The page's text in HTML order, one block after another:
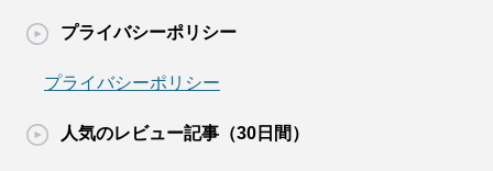
プライバシーポリシー
プライバシーポリシー
人気のレビュー記事（30日間）